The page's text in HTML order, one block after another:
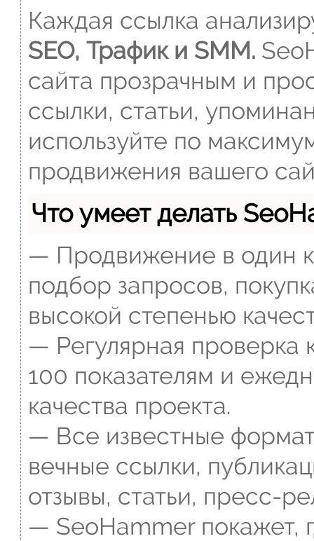
Каждая ссылка
SEO, Трафик и SMM.
сайта прозрачным и
ссылки, статьи,
используйте по
продвижения вашего
Что умеет делать
— Продвижение в один
подбор запросов,
высокой степенью
— Регулярная проверка
100 показателям и
качества проекта.
— Все известные
вечные ссылки,
отзывы, статьи, пресс-
— SeoHammer покажет,